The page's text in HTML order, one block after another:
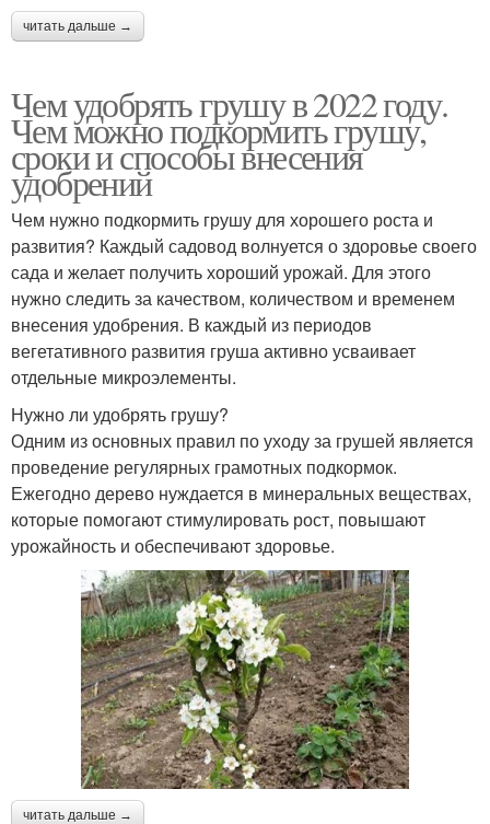
читать дальше →
Чем удобрять грушу в 2022 году.
Чем можно подкормить грушу,
сроки и способы внесения
удобрений
Чем нужно подкормить грушу для хорошего роста и
развития? Каждый садовод волнуется о здоровье своего
сада и желает получить хороший урожай. Для этого
нужно следить за качеством, количеством и временем
внесения удобрения. В каждый из периодов
вегетативного развития груша активно усваивает
отдельные микроэлементы.
Нужно ли удобрять грушу?
Одним из основных правил по уходу за грушей является
проведение регулярных грамотных подкормок.
Ежегодно дерево нуждается в минеральных веществах,
которые помогают стимулировать рост, повышают
урожайность и обеспечивают здоровье.
читать дальше →